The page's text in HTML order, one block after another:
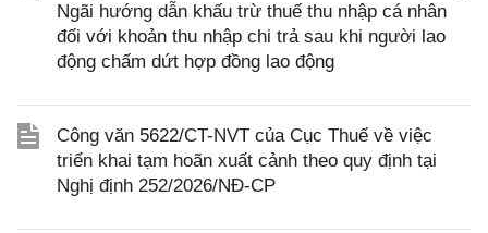
Ngãi hướng dẫn khấu trừ thuế thu nhập cá nhân
đối với khoản thu nhập chi trả sau khi người lao
động chấm dứt hợp đồng lao động
Công văn 5622/CT-NVT của Cục Thuế về việc
triển khai tạm hoãn xuất cảnh theo quy định tại
Nghị định 252/2026/NĐ-CP